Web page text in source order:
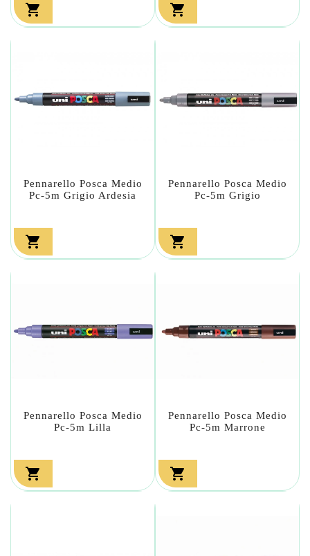
 
Pennarello Posca Medio
Pc-5m Grigio Ardesia

Pennarello Posca Medio
Pc-5m Grigio

Pennarello Posca Medio
Pc-5m Lilla

Pennarello Posca Medio
Pc-5m Marrone
